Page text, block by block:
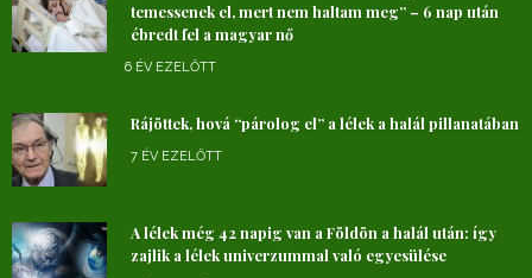
temessenek el, mert nem haltam meg” – 6 nap után
ébredt fel a magyar nő
6 ÉV EZELŐTT
Rájöttek, hová “párolog el” a lélek a halál pillanatában
7 ÉV EZELŐTT
A lélek még 42 napig van a Földön a halál után: így
zajlik a lélek univerzummal való egyesülése